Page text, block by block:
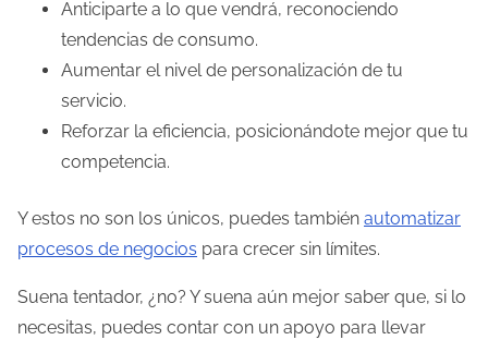
Anticiparte a lo que vendrá, reconociendo
tendencias de consumo.
Aumentar el nivel de personalización de tu
servicio.
Reforzar la eficiencia, posicionándote mejor que tu
competencia.
Y estos no son los únicos, puedes también automatizar
procesos de negocios para crecer sin límites.
Suena tentador, ¿no? Y suena aún mejor saber que, si lo
necesitas, puedes contar con un apoyo para llevar